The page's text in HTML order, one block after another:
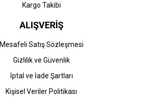
Gönder
Kargo Takibi
ALIŞVERİŞ
Mesafeli Satış Sözleşmesi
Gizlilik ve Güvenlik
İptal ve İade Şartları
Kişisel Veriler Politikası